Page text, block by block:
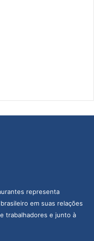
representa
em suas relações
trabalhadores e junto à